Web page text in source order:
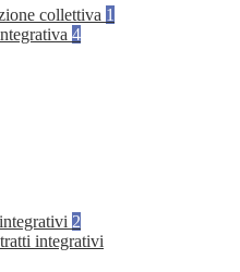
collettiva 1
4
2
integrativi